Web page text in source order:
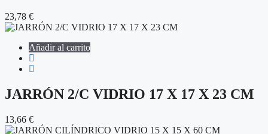
23,78 €
Añadir al carrito
JARRÓN 2/C VIDRIO 17 X 17 X 23 CM
13,66 €